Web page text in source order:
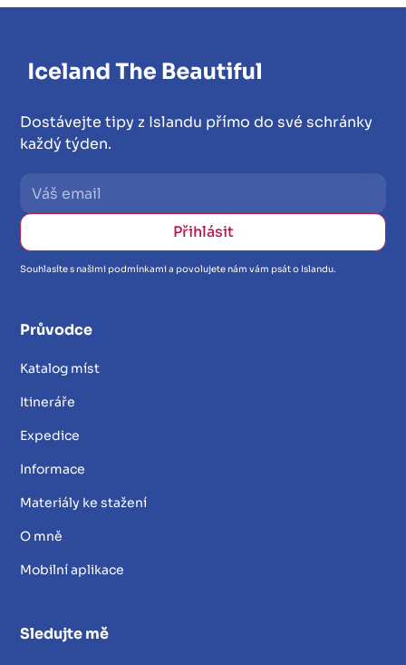
Dostávejte tipy z Islandu přímo do své schránky
každý týden.
Souhlasíte s našimi podmínkami a povolujete nám vám psát o Islandu.
Průvodce
Katalog míst
Itineráře
Expedice
Informace
Materiály ke stažení
O mně
Mobilní aplikace
Sledujte mě